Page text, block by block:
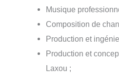
Musique
Composition de
Production et
Production et
Laxou ;